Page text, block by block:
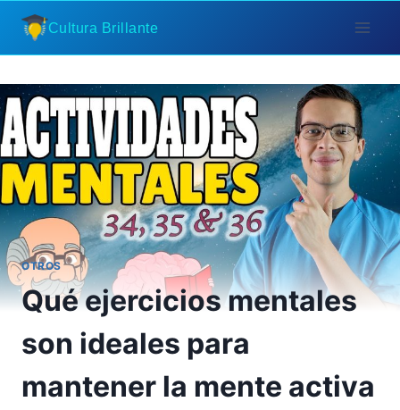
Saltar
contenido
Cultura Brillante
OTROS
Qué ejercicios mentales
son ideales para
mantener la mente activa